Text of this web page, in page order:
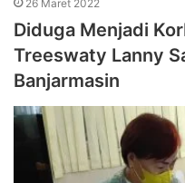
26 Maret 2022
Diduga Menjadi
Treeswaty Lanny
Banjarmasin